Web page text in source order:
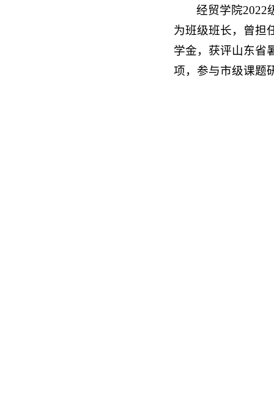
经贸学院2022
为班级班长，曾担
学金，获评山东省
项，参与市级课题